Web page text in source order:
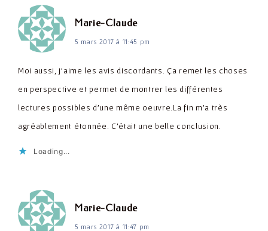
Marie-Claudedit :
5 mars 2017 à 11:45 pm
Moi aussi, j'aime les avis discordants. Ça remet les choses
en perspective et permet de montrer les différentes
lectures possibles d'une même oeuvre.La fin m'a très
agréablement étonnée. C'était une belle conclusion.
Loading...
Marie-Claudedit :
5 mars 2017 à 11:47 pm